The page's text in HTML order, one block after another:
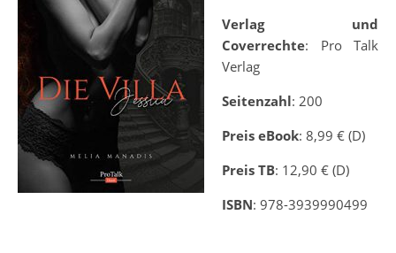
Verlag und
Coverrechte: Pro Talk
Verlag
Seitenzahl: 200
Preis eBook: 8,99 € (D)
Preis TB: 12,90 € (D)
ISBN: 978-3939990499